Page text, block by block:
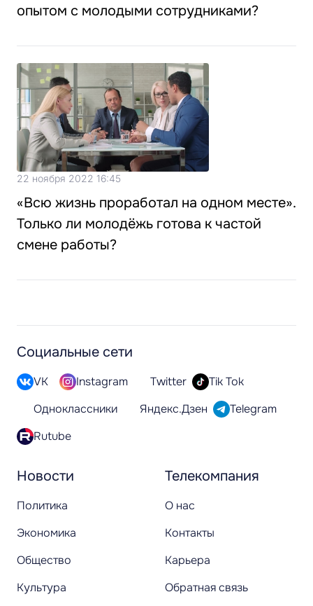
опытом с молодыми сотрудниками?
22 ноября 2022 16:45
«Всю жизнь проработал на одном месте».
Только ли молодёжь готова к частой
смене работы?
Новости
Политика
Экономика
Общество
Культура
Телекомпания
О нас
Контакты
Карьера
Обратная связь
Социальные сети
VK Instagram Twitter
Tik Tok
Одноклассники
Яндекс.Дзен
Telegram
Rutube